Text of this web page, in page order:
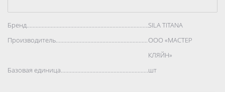
Бренд..................................................................................SILA TITANA
Производитель..................................................................................
ООО «МАСТЕР
КЛЯЙН»
Базовая единица..................................................................................
шт